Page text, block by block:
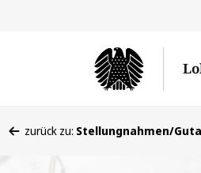
befinden
zurück zu: Stellungnahmen/